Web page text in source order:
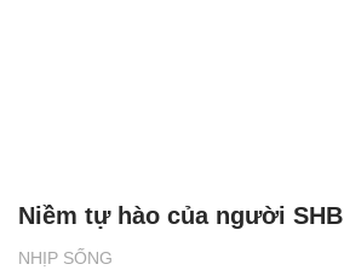
NHỊP SỐNG
Niềm tự hào của người SHB